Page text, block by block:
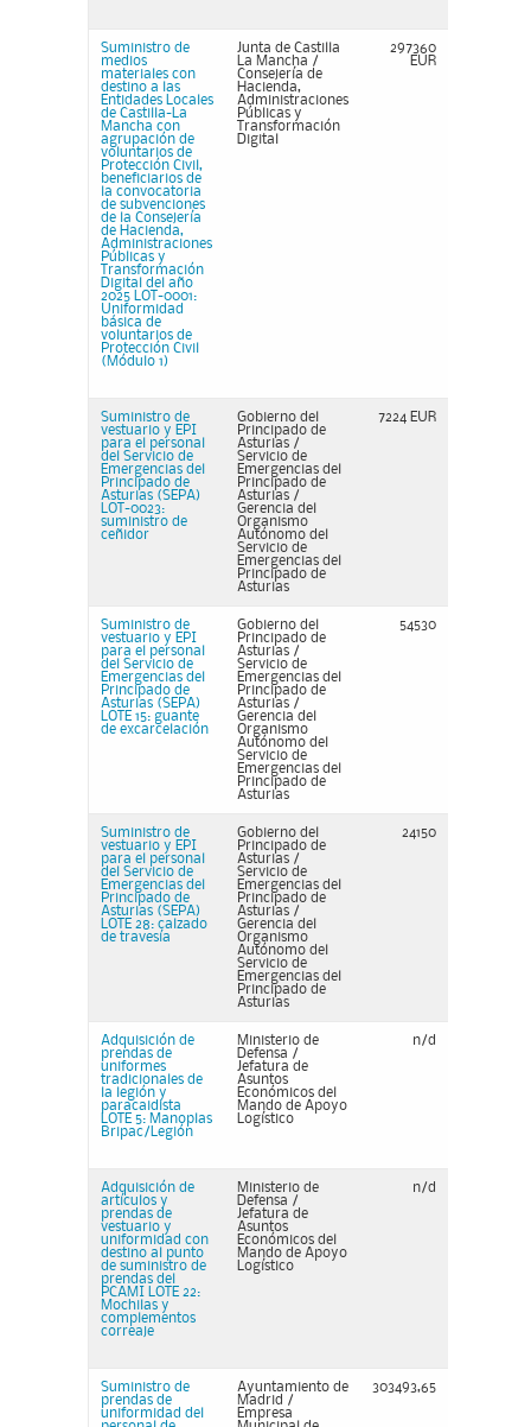
Suministro de
medios
materiales con
destino a las
Entidades Locales
de Castilla-La
Mancha con
agrupación de
voluntarios de
Protección Civil,
beneficiarios de
la convocatoria
de subvenciones
de la Consejería
de Hacienda,
Administraciones
Públicas y
Transformación
Digital del año
2025 LOT-0001:
Uniformidad
básica de
voluntarios de
Protección Civil
(Módulo 1)
Junta de Castilla
La Mancha /
Consejería de
Hacienda,
Administraciones
Públicas y
Transformación
Digital
297360
EUR
Suministro de
vestuario y EPI
para el personal
del Servicio de
Emergencias del
Principado de
Asturias (SEPA)
LOT-0023:
suministro de
ceñidor
Gobierno del
Principado de
Asturias /
Servicio de
Emergencias del
Principado de
Asturias /
Gerencia del
Organismo
Autónomo del
Servicio de
Emergencias del
Principado de
Asturias
7224 EUR
Suministro de
vestuario y EPI
para el personal
del Servicio de
Emergencias del
Principado de
Asturias (SEPA)
LOTE 15: guante
de excarcelación
Gobierno del
Principado de
Asturias /
Servicio de
Emergencias del
Principado de
Asturias /
Gerencia del
Organismo
Autónomo del
Servicio de
Emergencias del
Principado de
Asturias
54530
Suministro de
vestuario y EPI
para el personal
del Servicio de
Emergencias del
Principado de
Asturias (SEPA)
LOTE 28: calzado
de travesía
Gobierno del
Principado de
Asturias /
Servicio de
Emergencias del
Principado de
Asturias /
Gerencia del
Organismo
Autónomo del
Servicio de
Emergencias del
Principado de
Asturias
24150
Adquisición de
prendas de
uniformes
tradicionales de
la legión y
paracaidista
LOTE 5: Manoplas
Bripac/Legión
Ministerio de
Defensa /
Jefatura de
Asuntos
Económicos del
Mando de Apoyo
Logístico
n/d
Adquisición de
artículos y
prendas de
vestuario y
uniformidad con
destino al punto
de suministro de
prendas del
PCAMI LOTE 22:
Mochilas y
complementos
correaje
Ministerio de
Defensa /
Jefatura de
Asuntos
Económicos del
Mando de Apoyo
Logístico
n/d
Suministro de
prendas de
uniformidad del
Ayuntamiento de
Madrid /
Empresa
303493,65